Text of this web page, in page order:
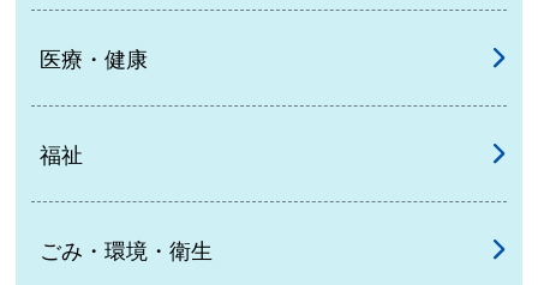
医療・健康
福祉
ごみ・環境・衛生